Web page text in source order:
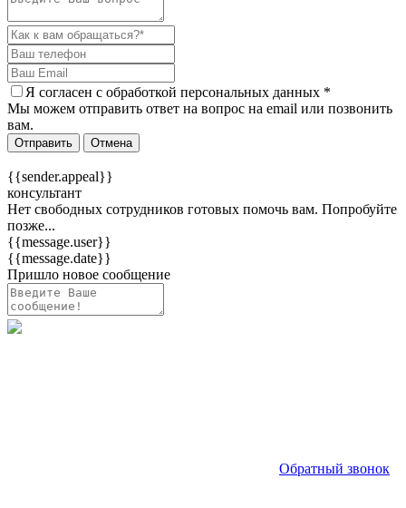
Я согласен c обработкой персональных данных *
Мы можем отправить ответ на вопрос на email или позвонить
вам.
Отправить Отмена
{{sender.appeal}}
консультант
Нет свободных сотрудников готовых помочь вам. Попробуйте
позже...
{{message.user}}
{{message.date}}
Пришло новое сообщение
Обратный звонок